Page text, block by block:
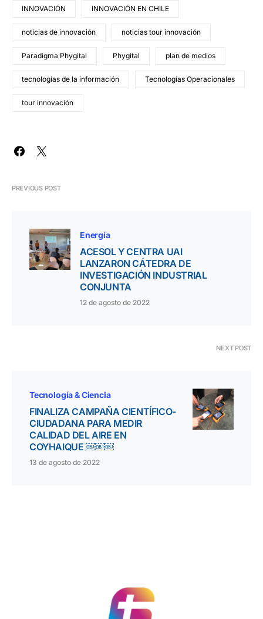
INNOVACIÓN INNOVACIÓN EN CHILE
noticias de innovación noticias tour innovación
Paradigma Phygital Phygital plan de medios
tecnologías de la información Tecnologías Operacionales
tour innovación
PREVIOUS POST
Energía
ACESOL Y CENTRA UAI
LANZARON CÁTEDRA DE
INVESTIGACIÓN INDUSTRIAL
CONJUNTA
12 de agosto de 2022
NEXT POST
Tecnología & Ciencia
FINALIZA CAMPAÑA CIENTÍFICO-
CIUDADANA PARA MEDIR
CALIDAD DEL AIRE EN
COYHAIQUE ￼￼￼
13 de agosto de 2022